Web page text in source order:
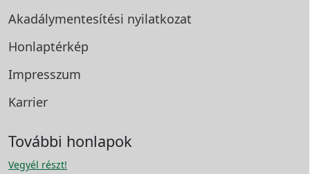
Akadálymentesítési nyilatkozat
Honlaptérkép
Impresszum
Karrier
További honlapok
Vegyél részt!